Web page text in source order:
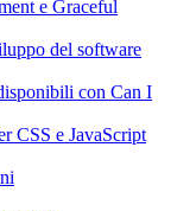
e Graceful
del software
con Can I
CSS e JavaScript